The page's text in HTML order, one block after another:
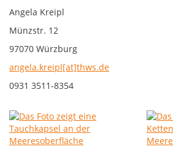
Angela Kreipl
Münzstr. 12
97070 Würzburg
angela.kreipl[at]thws.de
0931 3511-8354